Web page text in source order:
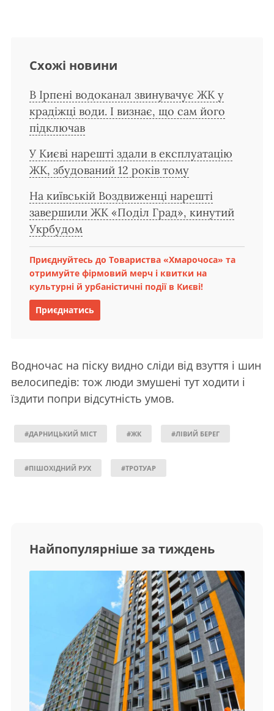
Схожі новини
В Ірпені водоканал звинувачує ЖК у
крадіжці води. І визнає, що сам його
підключав
У Києві нарешті здали в експлуатацію
ЖК, збудований 12 років тому
На київській Воздвиженці нарешті
завершили ЖК «Поділ Град», кинутий
Укрбудом
Приєднуйтесь до Товариства «Хмарочоса» та
отримуйте фірмовий мерч і квитки на
культурні й урбаністичні події в Києві!
Приєднатись
Водночас на піску видно сліди від взуття і шин
велосипедів: тож люди змушені тут ходити і
їздити попри відсутність умов.
#ДАРНИЦЬКИЙ МІСТ #ЖК #ЛІВИЙ БЕРЕГ
#ПІШОХІДНИЙ РУХ #ТРОТУАР
Найпопулярніше за тиждень